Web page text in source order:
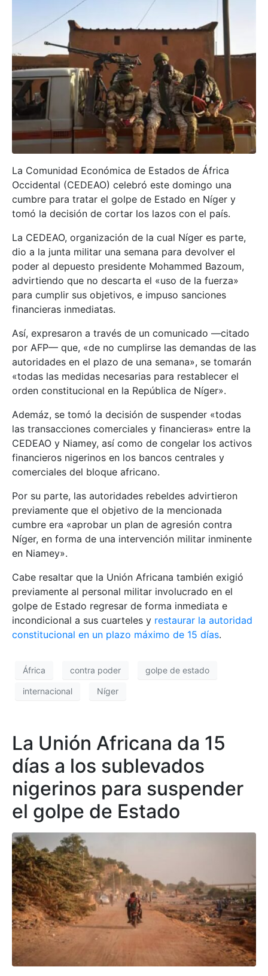
La Comunidad Económica de Estados de África
Occidental (CEDEAO) celebró este domingo una
cumbre para tratar el golpe de Estado en Níger y
tomó la decisión de cortar los lazos con el país.
La CEDEAO, organización de la cual Níger es parte,
dio a la junta militar una semana para devolver el
poder al depuesto presidente Mohammed Bazoum,
advirtiendo que no descarta el «uso de la fuerza»
para cumplir sus objetivos, e impuso sanciones
financieras inmediatas.
Así, expresaron a través de un comunicado —citado
por AFP— que, «de no cumplirse las demandas de las
autoridades en el plazo de una semana», se tomarán
«todas las medidas necesarias para restablecer el
orden constitucional en la República de Níger».
Ademáz, se tomó la decisión de suspender «todas
las transacciones comerciales y financieras» entre la
CEDEAO y Niamey, así como de congelar los activos
financieros nigerinos en los bancos centrales y
comerciales del bloque africano.
Por su parte, las autoridades rebeldes advirtieron
previamente que el objetivo de la mencionada
cumbre era «aprobar un plan de agresión contra
Níger, en forma de una intervención militar inminente
en Niamey».
Cabe resaltar que la Unión Africana también exigió
previamente al personal militar involucrado en el
golpe de Estado regresar de forma inmediata e
incondicional a sus cuarteles y restaurar la autoridad
constitucional en un plazo máximo de 15 días.
África contra poder golpe de estado
internacional Níger
La Unión Africana da 15
días a los sublevados
nigerinos para suspender
el golpe de Estado